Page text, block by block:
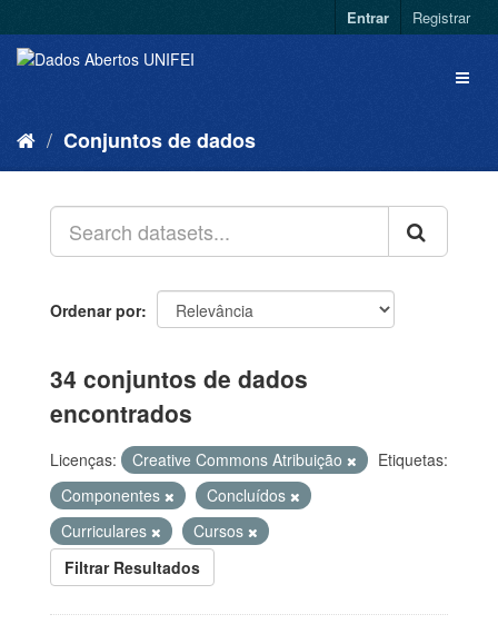
Entrar Registrar
Conjuntos de dados
Ordenar por
34 conjuntos de dados
encontrados
Licenças: Creative Commons Atribuição
Etiquetas:
Componentes
Concluídos
Curriculares
Cursos
Filtrar Resultados